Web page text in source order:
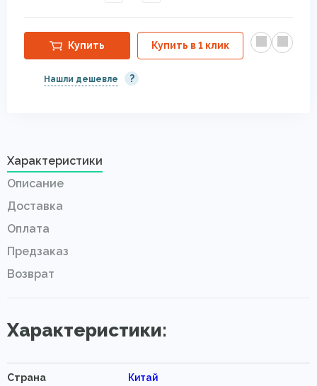
Купить Купить в 1 клик
Нашли дешевле ?
Характеристики
Описание
Доставка
Оплата
Предзаказ
Возврат
Характеристики:
Страна Китай